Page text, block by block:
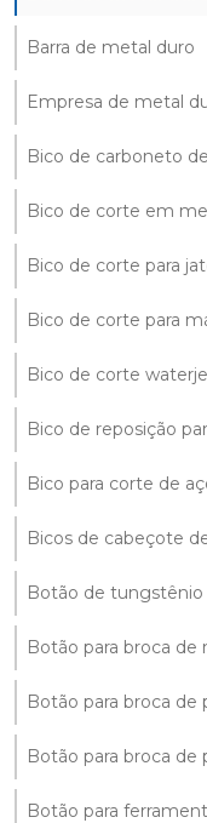
Barra de metal duro
Empresa de metal
Bico de carboneto
Bico de corte em
Bico de corte para
Bico de corte para
Bico de corte
Bico de reposição
Bico para corte de
Bicos de cabeçote
Botão de tungstênio
Botão para broca de
Botão para broca de
Botão para broca de
Botão para